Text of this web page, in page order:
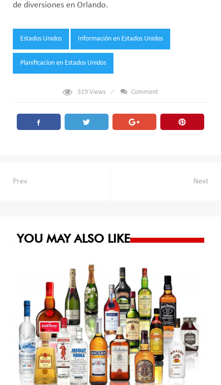
de diversiones en Orlando.
Tags:
Estados Unidos Información en Estados Unidos
Planificacíon en Estados Unidos
319Views Comment
Navegación
Prev Next
YOU MAY ALSO LIKE